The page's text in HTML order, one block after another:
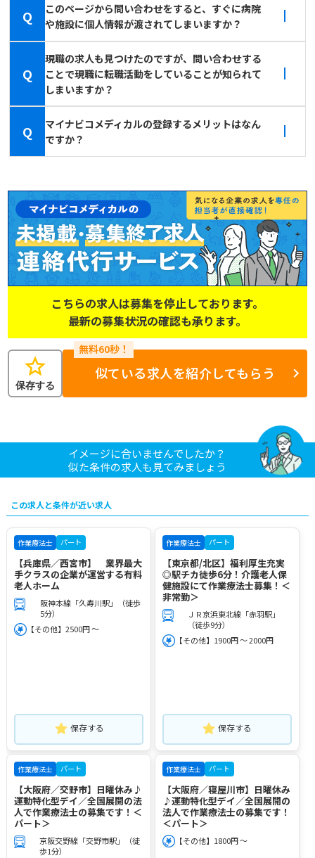
Q
このページから問い合わせをすると、すぐに病院
や施設に個人情報が渡されてしまいますか？
Q
現職の求人も見つけたのですが、問い合わせする
ことで現職に転職活動をしていることが知られて
しまいますか？
Q
マイナビコメディカルの登録するメリットはなん
ですか？
こちらの求人は募集を停止しております。
最新の募集状況の確認も承ります。
star
保存する
似ている求人を紹介してもらう
イメージに合いませんでしたか？
似た条件の求人も見てみましょう
この求人と条件が近い求人
作業療法士 パート
【兵庫県／西宮市】 業界最大
手クラスの企業が運営する有料
老人ホーム
阪神本線「久寿川駅」（徒歩
5分）
【その他】2500円 ～
保存する
作業療法士 パート
【東京都/北区】福利厚生充実
◎駅チカ徒歩6分！介護老人保
健施設にて作業療法士募集！＜
非常勤＞
ＪＲ京浜東北線「赤羽駅」
（徒歩9分）
【その他】1900円 ～ 2000円
保存する
作業療法士 パート
【大阪府／交野市】日曜休み♪
運動特化型デイ／全国展開の法
人で作業療法士の募集です！＜
パート＞
京阪交野線「交野市駅」（徒
歩1分）
作業療法士 パート
【大阪府／寝屋川市】日曜休み
♪運動特化型デイ／全国展開の
法人で作業療法士の募集です！
＜パート＞
【その他】1800円 ～